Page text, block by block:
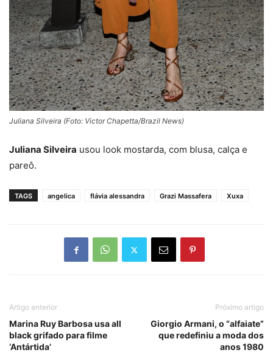
Juliana Silveira (Foto: Victor Chapetta/Brazil News)
Juliana Silveira usou look mostarda, com blusa, calça e
pareô.
TAGS angelica flávia alessandra Grazi Massafera Xuxa
Artigo anterior
Marina Ruy Barbosa usa all
black grifado para filme
‘Antártida’
Próximo artigo
Giorgio Armani, o “alfaiate”
que redefiniu a moda dos
anos 1980